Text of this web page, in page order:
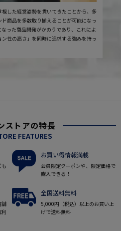
した経営姿勢を貫いてきたことから、多
商品を多数取り揃えることが可能になっ
った商品開発がかのうであり、これによ
性の高さ」を同時に追求する強みを持っ
ストアの特長
FEATURES
お買い得情報満載
会員限定クーポンや、限定価格で
購入できる！
舗
全国送料無料
5,000円（税込）以上のお買い上
げで送料無料